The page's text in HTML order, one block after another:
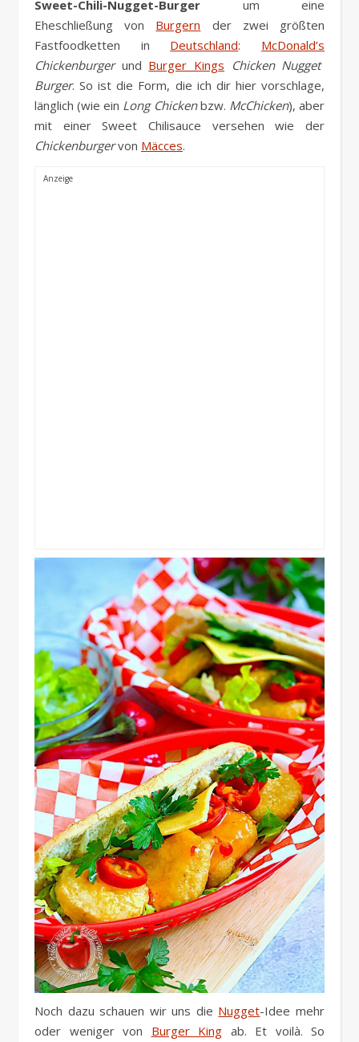
Sweet-Chili-Nugget-Burger um eine
Eheschließung von Burgern der zwei größten
Fastfoodketten in Deutschland: McDonald’s
Chickenburger und Burger Kings Chicken Nugget
Burger. So ist die Form, die ich dir hier vorschlage,
länglich (wie ein Long Chickenbzw. McChicken), aber
mit einer Sweet Chilisauce versehen wie der
Chickenburgervon Mäcces.
Noch dazu schauen wir uns die Nugget-Idee mehr
oder weniger von Burger King ab. Et voilà. So